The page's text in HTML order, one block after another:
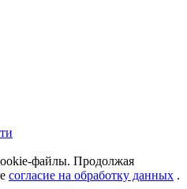
файлы. Продолжая
согласие на обработку данных .